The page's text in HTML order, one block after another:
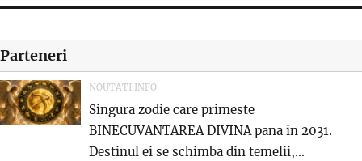
Parteneri
NOUTATI.INFO
Singura zodie care primeste
BINECUVANTAREA DIVINA pana in 2031.
Destinul ei se schimba din temelii,...